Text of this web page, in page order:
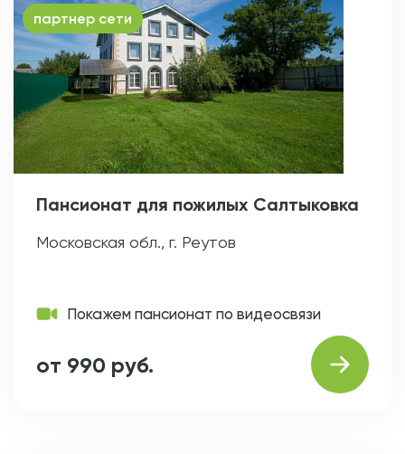
партнер сети
Пансионат для пожилых Салтыковка
Московская обл., г. Реутов
Покажем пансионат по видеосвязи
от 990 руб.